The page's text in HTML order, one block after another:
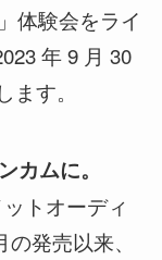
体験会をライ
年 9 月 30
す。
カムに。
トオーディ
発売以来、